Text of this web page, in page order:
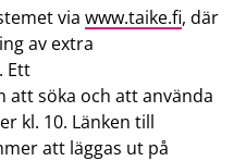
via www.taike.fi, där
av extra
Ett
söka och att använda
kl. 10. Länken till
att läggas ut på